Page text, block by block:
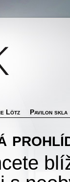
Lötz Pavilon skla